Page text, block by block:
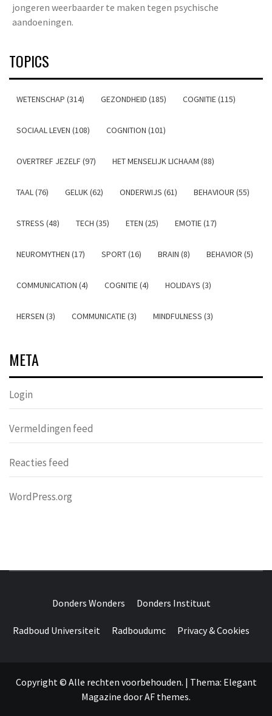
jongeren weerbaarder te maken tegen psychische
aandoeningen.
TOPICS
WETENSCHAP (314) GEZONDHEID (185) COGNITIE (115)
SOCIAAL LEVEN (108) COGNITION (101)
OVERTREF JEZELF (97) HET MENSELIJK LICHAAM (88)
TAAL (76) GELUK (62) ONDERWIJS (61) BEHAVIOUR (55)
STRESS (48) TECH (35) ETEN (25) EMOTIE (17)
NEUROMYTHEN (17) SPORT (16) BRAIN (8) BEHAVIOR (5)
COMMUNICATION (4) COGNITIE (4) HOLIDAYS (3)
HERSEN (3) COMMUNICATIE (3) MINDFULNESS (3)
META
Login
Vermeldingen feed
Reacties feed
WordPress.org
WONDERS
Donders Wonders Donders Instituut
Radboud Universiteit Radboudumc Privacy & Cookies
Copyright © Alle rechten voorbehouden. | Thema: Elegant
Magazine doorAF themes.